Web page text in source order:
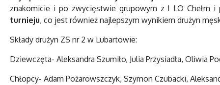
znakomicie i po zwycięstwie grupowym z I LO Chełm i
turnieju, co jest również najlepszym wynikiem drużyn
Składy drużyn ZS nr 2 w Lubartowie:
Dziewczęta- Aleksandra Szumiło, Julia Przysiadła, Oliwia
Chłopcy- Adam Pożarowszczyk, Szymon Czubacki,